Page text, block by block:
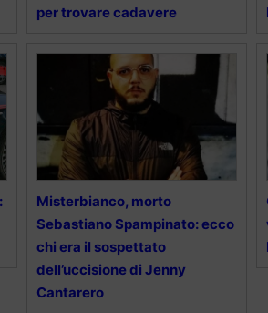
per trovare cadavere
Misterbianco, morto
Sebastiano Spampinato: ecco
chi era il sospettato
dell’uccisione di Jenny
Cantarero